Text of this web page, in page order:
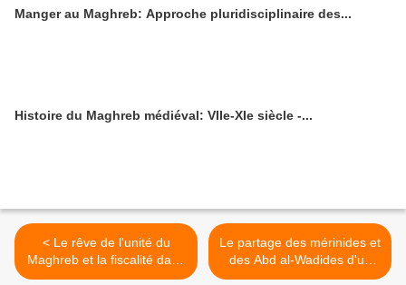
Manger au Maghreb: Approche pluridisciplinaire des...
Histoire du Maghreb médiéval: VIIe-XIe siècle -...
< Le rêve de l'unité du
Maghreb et la fiscalité dans
les réformes d'Abû al-
Le partage des mérinides et
des Abd al-Wadides d'un
héritage militaire (Les